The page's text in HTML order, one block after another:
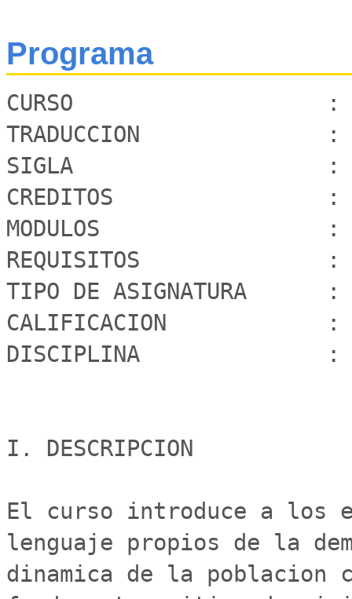
Programa
CURSO			: POBLACION Y TERRITORIO
TRADUCCION		: POPULATION AND TERRITORY
SIGLA			: GEO403
CREDITOS		: 06 SCT-Chile / 10 UC
MODULOS			: 02
REQUISITOS		: SIN REQUISITOS
TIPO DE ASIGNATURA	: CATEDRA
CALIFICACION		: ESTANDAR
DISCIPLINA		: GEOGRAFIA
I. DESCRIPCION
El curso introduce a los
lenguaje propios de la
dinamica de la poblacion